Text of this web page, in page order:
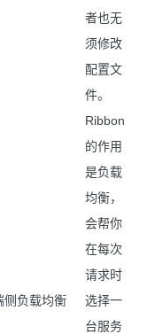
者也无
须修改
配置文
件。
侧负载均衡
Ribbon
的作用
是负载
均衡，
会帮你
在每次
请求时
选择一
台服务